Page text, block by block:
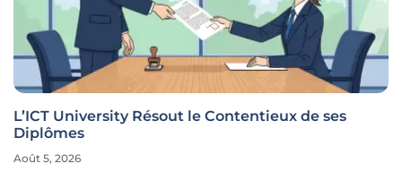
L’ICT University Résout le Contentieux de ses
Diplômes
Août 5, 2026